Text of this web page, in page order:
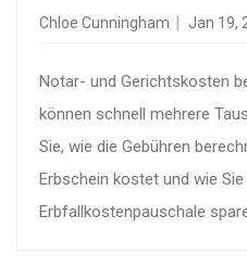
IHR BUDGET RICHTIG
Chloe Cunningham Jan 19,
Notar- und Gerichtskosten
können schnell mehrere
Sie, wie die Gebühren
Erbschein kostet und wie
Erbfallkostenpauschale